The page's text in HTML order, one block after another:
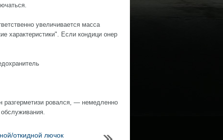
увеличивается масса
характеристики". Если кондици онер
разгерметизи ровался, — немедленно
откидной лючок